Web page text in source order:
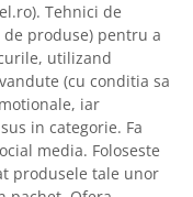
Tehnici de
produse) pentru a
utilizand
(cu conditia sa
iar
in categorie. Fa
media. Foloseste
produsele tale unor